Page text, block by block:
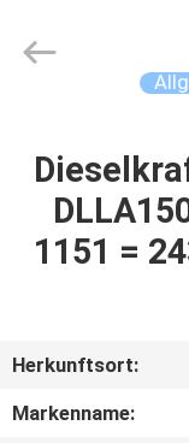
PRODUKTE
FABRIK-
Parts
Co.,LTD.
1151 =
Herkunftsort:
Markenname: